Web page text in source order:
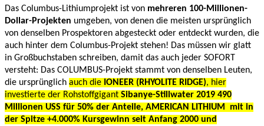
Das Columbus-Lithiumprojekt ist von mehreren 100-Millionen-
Dollar-Projekten umgeben, von denen die meisten ursprünglich
von denselben Prospektoren abgesteckt oder entdeckt wurden, die
auch hinter dem Columbus-Projekt stehen! Das müssen wir glatt
in Großbuchstaben schreiben, damit das auch jeder SOFORT
versteht: Das COLUMBUS-Projekt stammt von denselben Leuten,
die ursprünglich auch die IONEER (RHYOLITE RIDGE), hier
investierte der Rohstoffgigant Sibanye-Stillwater 2019 490
Millionen USS für 50% der Anteile, AMERICAN LITHIUM mit in
der Spitze +4.000% Kursgewinn seit Anfang 2000 und